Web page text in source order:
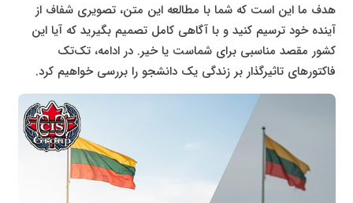
هدف ما این است که شما با مطالعه این متن، تصویری شفاف از
آینده خود ترسیم کنید و با آگاهی کامل تصمیم بگیرید که آیا این
کشور مقصد مناسبی برای شماست یا خیر. در ادامه، تک‌تک
فاکتورهای تاثیرگذار بر زندگی یک دانشجو را بررسی خواهیم کرد.